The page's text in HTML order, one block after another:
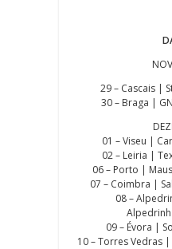
29 – Cascais |
30 – Braga |
01 – Viseu |
02 – Leiria |
06 – Porto |
07 – Coimbra |
08 –
09 – Évora |
10 – Torres Vedras